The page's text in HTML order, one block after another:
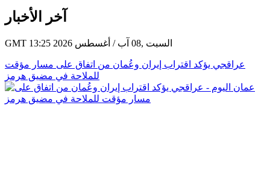
آخر الأخبار
GMT 13:25 2026 السبت ,08 آب / أغسطس
عراقجي يؤكد اقتراب إيران وعُمان من اتفاق على مسار مؤقت
للملاحة في مضيق هرمز